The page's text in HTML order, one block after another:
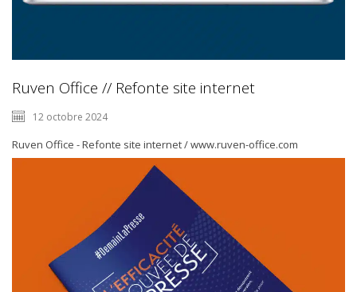
Ruven Office // Refonte site internet
12 octobre 2024
Ruven Office - Refonte site internet / www.ruven-office.com